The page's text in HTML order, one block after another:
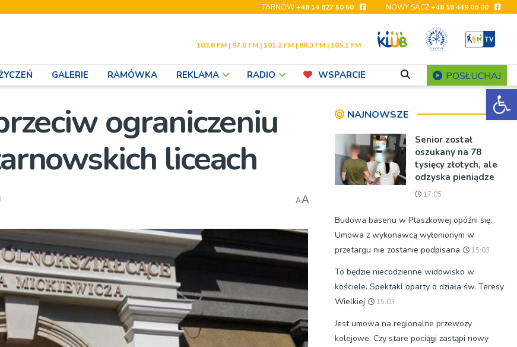
TARNÓW+48 14 627 50 50 NOWY SĄCZ+48 18 449 06 00
103,6 FM | 97,0 FM | 101,2 FM | 88,3 FM | 105,1 FM
GALERIE RAMÓWKA REKLAMA RADIO WSPARCIE POSŁUCHAJ
ograniczeniu
liceach
AA
NAJNOWSZE
Senior został
oszukany na 78
tysięcy złotych, ale
odzyska pieniądze
17:05
Budowa basenu w Ptaszkowej opóźni się.
Umowa z wykonawcą wyłonionym w
przetargu nie zostanie podpisana
15:03
To będzie niecodzienne widowisko w
kościele. Spektakl oparty o działa św. Teresy
Wielkiej
15:03
Jest umowa na regionalne przewozy
kolejowe. Czy stare pociągi zastąpi nowy